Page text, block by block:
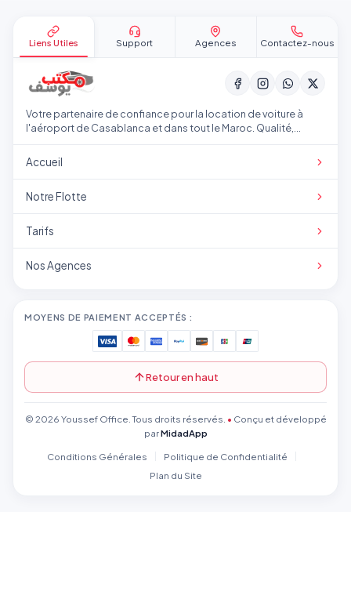
Liens Utiles Support Agences Contactez-nous
Votre partenaire de confiance pour la location de voiture à
l'aéroport de Casablanca et dans tout le Maroc. Qualité,
Accueil
Notre Flotte
Tarifs
Nos Agences
MOYENS DE PAIEMENT ACCEPTÉS :
Retour en haut
© 2026 Youssef Office. Tous droits réservés. • Conçu et développé
parMidadApp
Conditions Générales
Politique de Confidentialité
Plan du Site